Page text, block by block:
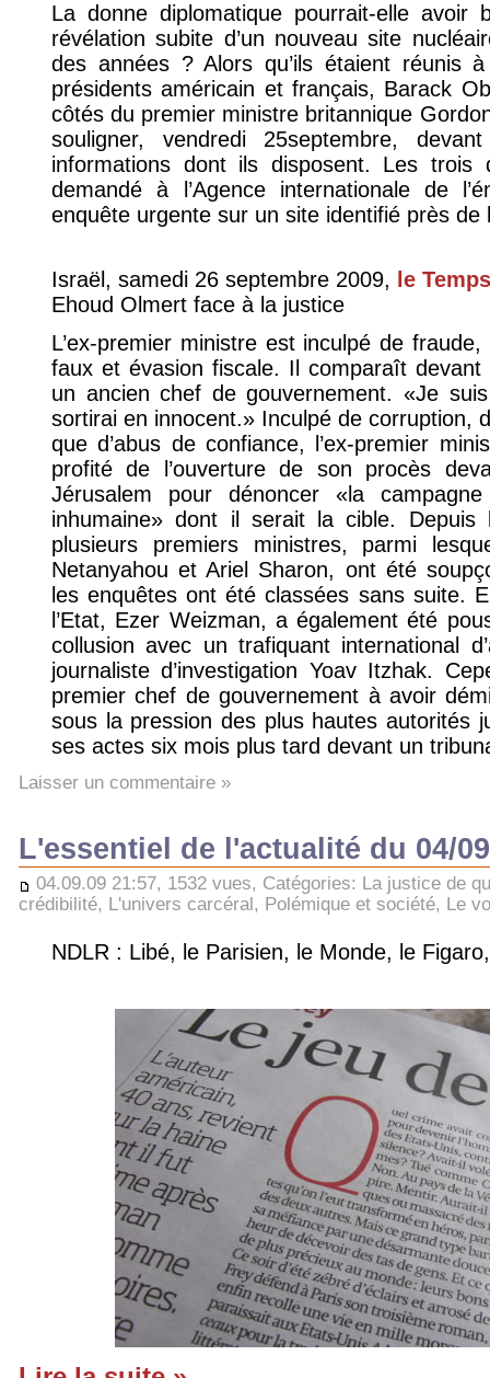
La donne diplomatique pourrait-elle avoir
révélation subite d’un nouveau site
des années ? Alors qu’ils étaient réunis
présidents américain et français, Barack
côtés du premier ministre britannique
souligner, vendredi 25septembre,
informations dont ils disposent. Les trois
demandé à l’Agence internationale de
enquête urgente sur un site identifié près de
Israël, samedi 26 septembre 2009, le Temps
Ehoud Olmert face à la justice
L’ex-premier ministre est inculpé de
faux et évasion fiscale. Il comparaît
un ancien chef de gouvernement. «Je
sortirai en innocent.» Inculpé de corruption,
que d’abus de confiance, l’ex-premier
profité de l’ouverture de son procès
Jérusalem pour dénoncer «la
inhumaine» dont il serait la cible. Depuis
plusieurs premiers ministres, parmi
Netanyahou et Ariel Sharon, ont été
les enquêtes ont été classées sans suite.
l’Etat, Ezer Weizman, a également été
collusion avec un trafiquant international
journaliste d’investigation Yoav Itzhak.
premier chef de gouvernement à avoir
sous la pression des plus hautes autorités
ses actes six mois plus tard devant un
Laisser un commentaire »
L'essentiel de l'actualité du 04/
04.09.09 21:57, 1532 vues, Catégories: La justice de
crédibilité, L'univers carcéral, Polémique et société, Le
NDLR : Libé, le Parisien, le Monde, le